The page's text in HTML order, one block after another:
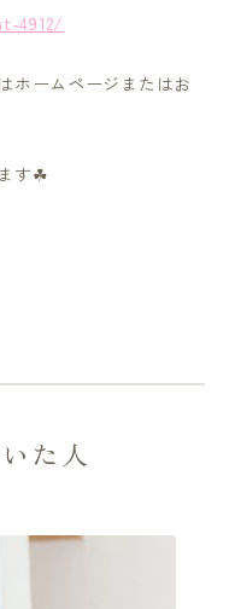
4912/
ホームページまたはお
す☘
た人